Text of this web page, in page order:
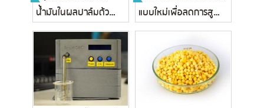
น้ำมันในผลปาล์มด้วย
การถ่ายภาพ...
แบบใหม่เพื่อลดการสูญ
เส...